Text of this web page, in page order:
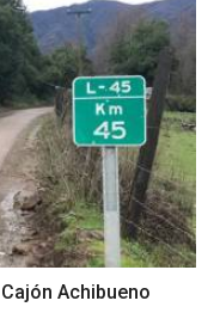
Achibueno